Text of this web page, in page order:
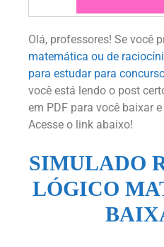
Olá, professores! Se você
matemática ou de
para estudar para
você está lendo o post
em PDF para você baixar
Acesse o link abaixo!
SIMULADO
LÓGICO